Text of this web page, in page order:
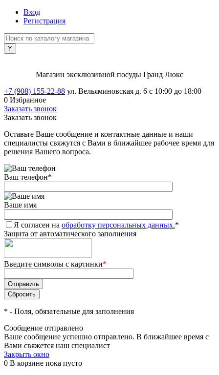
Вход
Регистрация
Магазин эксклюзивной посуды Гранд Люкс
+7 (908) 155-22-88 ул. Вельяминовская д. 6 с 10:00 до 18:00
0 Избранное
Заказать звонок
Заказать звонок
Оставьте Ваше сообщение и контактные данные и наши
специалисты свяжутся с Вами в ближайшее рабочее время для
решения Вашего вопроса.
Ваш телефон*
Ваше имя
Я согласен на обработку персональных данных.*
Защита от автоматического заполнения
Введите символы с картинки*
* - Поля, обязательные для заполнения
Сообщение отправлено
Ваше сообщение успешно отправлено. В ближайшее время с
Вами свяжется наш специалист
Закрыть окно
0 В корзине пока пусто